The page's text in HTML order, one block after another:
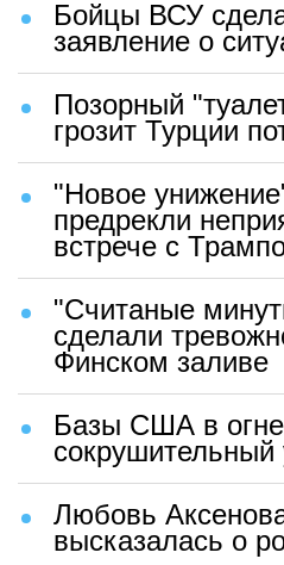
Бойцы ВСУ
заявление о
Позорный
грозит Турции
"Новое
предрекли
встрече с
"Считаные
сделали
Финском заливе
Базы США в
сокрушительный
Любовь
высказалась о